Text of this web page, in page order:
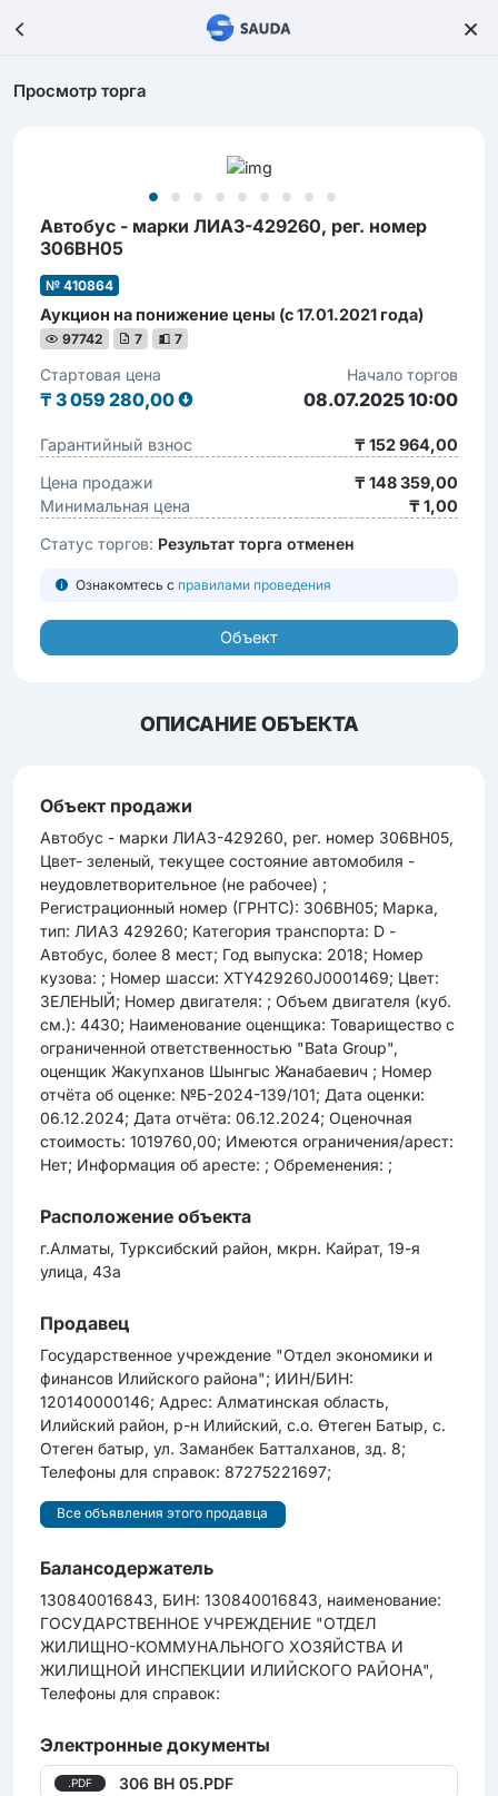
Просмотр торга
Автобус - марки ЛИАЗ-429260, рег. номер
306BH05
№ 410864
Аукцион на понижение цены (с 17.01.2021 года)
97742 7 7
Стартовая цена
₸ 3 059 280,00
Начало торгов
08.07.2025 10:00
Гарантийный взнос
₸ 152 964,00
Цена продажи
₸ 148 359,00
Минимальная цена
₸ 1,00
Статус торгов: Результат торга отменен
Ознакомтесь с правилами проведения
Объект
ОПИСАНИЕ ОБЪЕКТА
Объект продажи
Автобус - марки ЛИАЗ-429260, рег. номер 306BH05,
Цвет- зеленый, текущее состояние автомобиля -
неудовлетворительное (не рабочее) ;
Регистрационный номер (ГРНТС): 306BH05; Марка,
тип: ЛИАЗ 429260; Категория транспорта: D -
Автобус, более 8 мест; Год выпуска: 2018; Номер
кузова: ; Номер шасси: XTY429260J0001469; Цвет:
ЗЕЛЕНЫЙ; Номер двигателя: ; Объем двигателя (куб.
см.): 4430; Наименование оценщика: Товарищество с
ограниченной ответственностью "Bata Group",
оценщик Жакупханов Шынгыс Жанабаевич ; Номер
отчёта об оценке: №Б-2024-139/101; Дата оценки:
06.12.2024; Дата отчёта: 06.12.2024; Оценочная
стоимость: 1019760,00; Имеются ограничения/арест:
Нет; Информация об аресте: ; Обременения: ;
Расположение объекта
г.Алматы, Турксибский район, мкрн. Кайрат, 19-я
улица, 43а
Продавец
Государственное учреждение "Отдел экономики и
финансов Илийского района"; ИИН/БИН:
120140000146; Адрес: Алматинская область,
Илийский район, р-н Илийский, с.о. Өтеген Батыр, с.
Отеген батыр, ул. Заманбек Батталханов, зд. 8;
Телефоны для справок: 87275221697;
Все объявления этого продавца
Балансодержатель
130840016843, БИН: 130840016843, наименование:
ГОСУДАРСТВЕННОЕ УЧРЕЖДЕНИЕ "ОТДЕЛ
ЖИЛИЩНО-КОММУНАЛЬНОГО ХОЗЯЙСТВА И
ЖИЛИЩНОЙ ИНСПЕКЦИИ ИЛИЙСКОГО РАЙОНА",
Телефоны для справок:
Электронные документы
.PDF 306 BH 05.PDF